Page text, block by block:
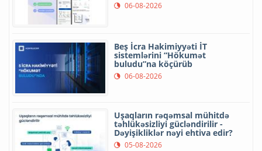
06-08-2026
Beş İcra Hakimiyyəti İT
sistemlərini “Hökumət
buludu”na köçürüb
06-08-2026
Uşaqların rəqəmsal mühitdə
təhlükəsizliyi gücləndirilir -
Dəyişikliklər nəyi ehtiva edir?
05-08-2026